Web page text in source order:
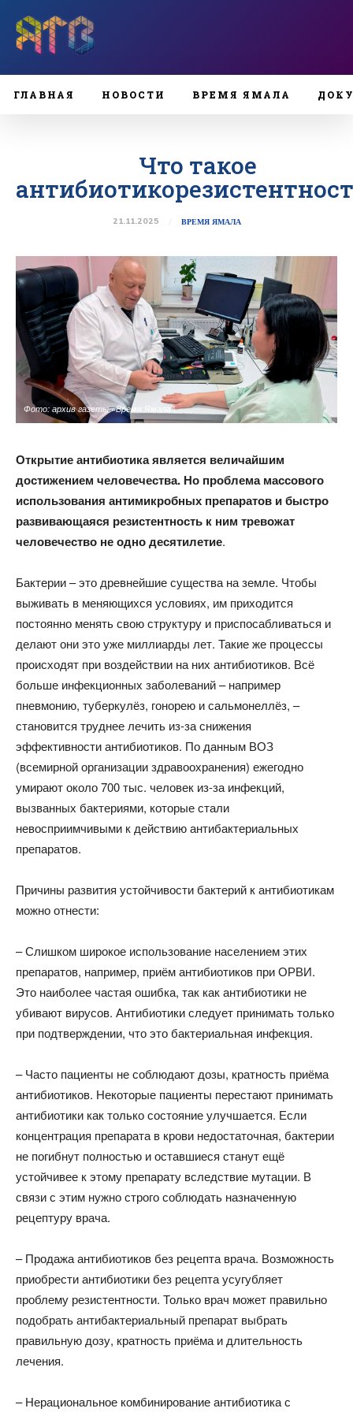
ГЛАВНАЯ НОВОСТИ ВРЕМЯ ЯМАЛА
Что такое
21.11.2025 ВРЕМЯ ЯМАЛА
Фото: архив газеты «Время Ямала»
Открытие антибиотика является величайшим
достижением человечества. Но проблема массового
использования антимикробных препаратов и быстро
развивающаяся резистентность к ним тревожат
человечество не одно десятилетие.
Бактерии – это древнейшие существа на земле. Чтобы
выживать в меняющихся условиях, им приходится
постоянно менять свою структуру и приспосабливаться и
делают они это уже миллиарды лет. Такие же процессы
происходят при воздействии на них антибиотиков. Всё
больше инфекционных заболеваний – например
пневмонию, туберкулёз, гонорею и сальмонеллёз, –
становится труднее лечить из-за снижения
эффективности антибиотиков. По данным ВОЗ
(всемирной организации здравоохранения) ежегодно
умирают около 700 тыс. человек из-за инфекций,
вызванных бактериями, которые стали
невосприимчивыми к действию антибактериальных
препаратов.
Причины развития устойчивости бактерий к антибиотикам
можно отнести:
– Слишком широкое использование населением этих
препаратов, например, приём антибиотиков при ОРВИ.
Это наиболее частая ошибка, так как антибиотики не
убивают вирусов. Антибиотики следует принимать только
при подтверждении, что это бактериальная инфекция.
– Часто пациенты не соблюдают дозы, кратность приёма
антибиотиков. Некоторые пациенты перестают принимать
антибиотики как только состояние улучшается. Если
концентрация препарата в крови недостаточная, бактерии
не погибнут полностью и оставшиеся станут ещё
устойчивее к этому препарату вследствие мутации. В
связи с этим нужно строго соблюдать назначенную
рецептуру врача.
– Продажа антибиотиков без рецепта врача. Возможность
приобрести антибиотики без рецепта усугубляет
проблему резистентности. Только врач может правильно
подобрать антибактериальный препарат выбрать
правильную дозу, кратность приёма и длительность
лечения.
– Нерациональное комбинирование антибиотика с